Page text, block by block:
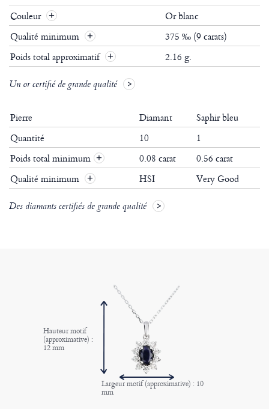
Couleur
Or blanc
Qualité minimum
375 ‰ (9 carats)
Poids total approximatif
2.16 g.
Un or certifié de grande qualité
Pierre Diamant
Saphir bleu
Quantité
10
1
Poids total minimum + 0.08 carat
0.56 carat
Qualité minimum
+ HSI Very Good
Des diamants certifiés de grande qualité
Hauteur motif
(approximative) :
12 mm
Largeur motif (approximative) : 10
mm